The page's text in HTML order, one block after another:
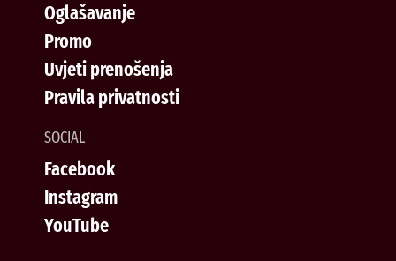
Oglašavanje
Promo
Uvjeti prenošenja
Pravila privatnosti
SOCIAL
Facebook
Instagram
YouTube